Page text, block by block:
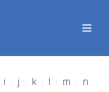
i j k l m
n